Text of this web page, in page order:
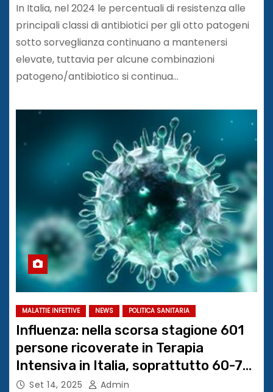
In Italia, nel 2024 le percentuali di resistenza alle
principali classi di antibiotici per gli otto patogeni
sotto sorveglianza continuano a mantenersi
elevate, tuttavia per alcune combinazioni
patogeno/antibiotico si continua…
MALATTIE INFETTIVE NEWS POLITICA SANITARIA
Influenza: nella scorsa stagione 601
persone ricoverate in Terapia
Intensiva in Italia, soprattutto 60-79
anniSet 14, 2025 Admin